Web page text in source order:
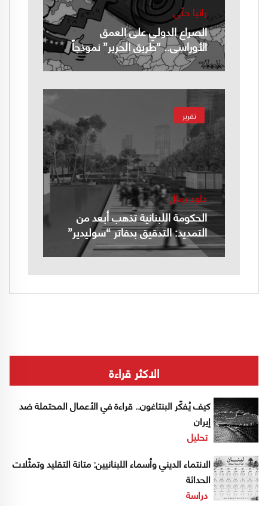
رانيا حتّي
الصراع الدولي على العمق
الأوراسي.. “طريق الحرير” نموذجاً
تقرير
داود رمال
الحكومة اللبنانية تذهب أبعد من
التمديد: التدقيق بدفاتر “سوليدير”
الاكثر قراءة
كيف يُفكّر البنتاغون.. قراءة في الأعمال المحتملة ضد
إيران
تحليل
الانتماء الديني وأسماء اللبنانيين: متانة التقليد وتمثّلات
الحداثة
دراسة